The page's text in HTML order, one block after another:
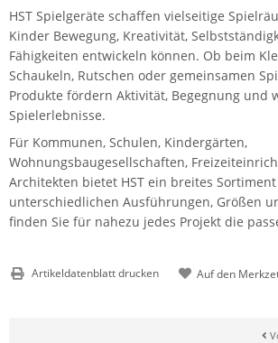
HST Spielgeräte schaffen vielseitige
Kinder Bewegung, Kreativität,
Fähigkeiten entwickeln können. Ob beim
Schaukeln, Rutschen oder gemeinsamen
Produkte fördern Aktivität, Begegnung und
Spielerlebnisse.
Für Kommunen, Schulen, Kindergärten,
Wohnungsbaugesellschaften,
Architekten bietet HST ein breites
unterschiedlichen Ausführungen, Größen
finden Sie für nahezu jedes Projekt die
Artikeldatenblatt drucken